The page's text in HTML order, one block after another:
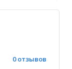
0 отзывов